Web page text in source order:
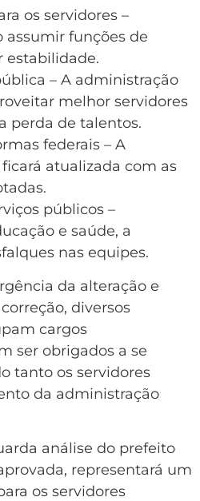
os servidores –
assumir funções de
estabilidade.
– A administração
melhor servidores
perda de talentos.
federais – A
atualizada com as
públicos –
e saúde, a
nas equipes.
da alteração e
diversos
cargos
ser obrigados a se
tanto os servidores
da administração
análise do prefeito
representará um
os servidores